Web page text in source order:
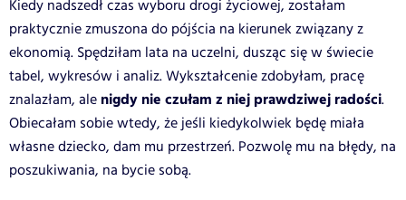
Kiedy nadszedł czas wyboru drogi życiowej, zostałam
praktycznie zmuszona do pójścia na kierunek związany z
ekonomią. Spędziłam lata na uczelni, dusząc się w świecie
tabel, wykresów i analiz. Wykształcenie zdobyłam, pracę
znalazłam, ale nigdy nie czułam z niej prawdziwej radości.
Obiecałam sobie wtedy, że jeśli kiedykolwiek będę miała
własne dziecko, dam mu przestrzeń. Pozwolę mu na błędy, na
poszukiwania, na bycie sobą.